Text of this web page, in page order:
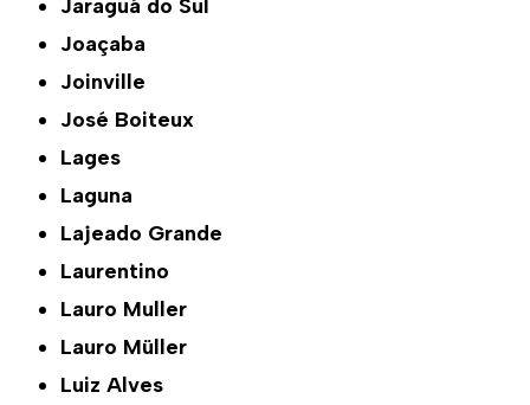
Jaraguá do Sul
Joaçaba
Joinville
José Boiteux
Lages
Laguna
Lajeado Grande
Laurentino
Lauro Muller
Lauro Müller
Luiz Alves